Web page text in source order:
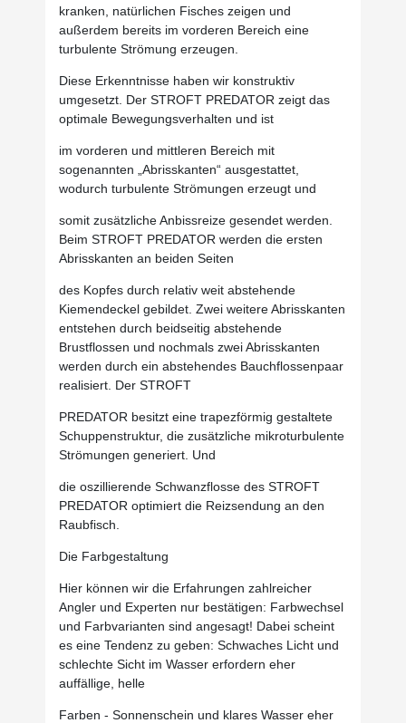
kranken, natürlichen Fisches zeigen und
außerdem bereits im vorderen Bereich eine
turbulente Strömung erzeugen.
Diese Erkenntnisse haben wir konstruktiv
umgesetzt. Der STROFT PREDATOR zeigt das
optimale Bewegungsverhalten und ist
im vorderen und mittleren Bereich mit
sogenannten „Abrisskanten“ ausgestattet,
wodurch turbulente Strömungen erzeugt und
somit zusätzliche Anbissreize gesendet werden.
Beim STROFT PREDATOR werden die ersten
Abrisskanten an beiden Seiten
des Kopfes durch relativ weit abstehende
Kiemendeckel gebildet. Zwei weitere Abrisskanten
entstehen durch beidseitig abstehende
Brustflossen und nochmals zwei Abrisskanten
werden durch ein abstehendes Bauchflossenpaar
realisiert. Der STROFT
PREDATOR besitzt eine trapezförmig gestaltete
Schuppenstruktur, die zusätzliche mikroturbulente
Strömungen generiert. Und
die oszillierende Schwanzflosse des STROFT
PREDATOR optimiert die Reizsendung an den
Raubfisch.
Die Farbgestaltung
Hier können wir die Erfahrungen zahlreicher
Angler und Experten nur bestätigen: Farbwechsel
und Farbvarianten sind angesagt! Dabei scheint
es eine Tendenz zu geben: Schwaches Licht und
schlechte Sicht im Wasser erfordern eher
auffällige, helle
Farben - Sonnenschein und klares Wasser eher